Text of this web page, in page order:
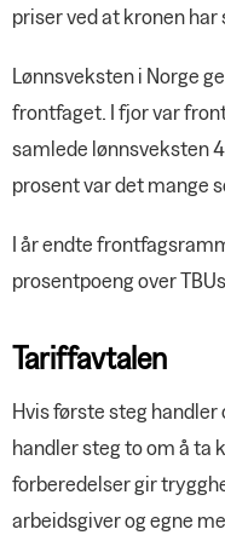
priser ved at kronen
Lønnsveksten i Norge
frontfaget. I fjor var
samlede lønnsveksten
prosent var det mange
I år endte
prosentpoeng over
Tariffavtalen
Hvis første steg
handler steg to om å ta
forberedelser gir
arbeidsgiver og egne